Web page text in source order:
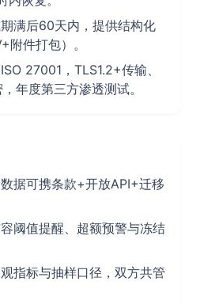
满后60天内，提供结构化
附件打包）。
27001，TLS1.2+传输、
年度第三方渗透测试。
据可携条款+开放API+迁移
阈值提醒、超额预警与冻结
指标与抽样口径，双方共管